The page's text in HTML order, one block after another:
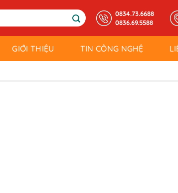
0834.73.6688
0836.69.5588
GIỚI THIỆU TIN CÔNG NGHỆ